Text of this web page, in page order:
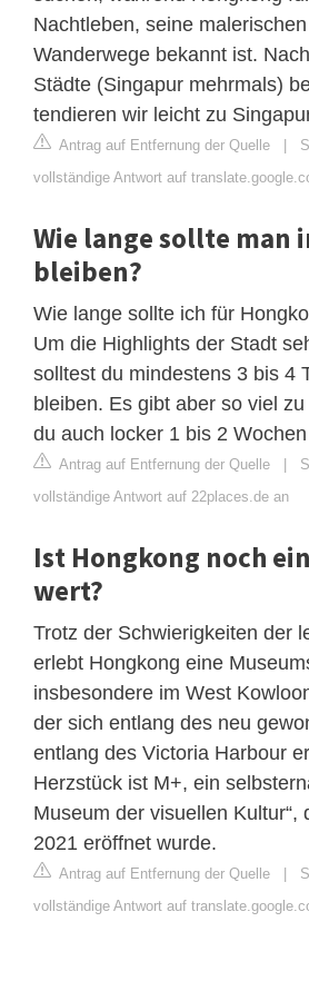
Nachtleben, seine
Wanderwege bekannt ist.
Städte (Singapur mehrmals)
tendieren wir leicht zu
Antrag auf Entfernung der Quelle
vollständige Antwort auf
Wie lange sollte man
bleiben?
Wie lange sollte ich für
Um die Highlights der Stadt
solltest du mindestens 3 bis 4
bleiben. Es gibt aber so viel
du auch locker 1 bis 2
Antrag auf Entfernung der Quelle
vollständige Antwort auf 22places.de an
Ist Hongkong noch
wert?
Trotz der Schwierigkeiten der
erlebt Hongkong eine
insbesondere im West
der sich entlang des neu
entlang des Victoria Harbour
Herzstück ist M+, ein
Museum der visuellen Kultur“,
2021 eröffnet wurde.
Antrag auf Entfernung der Quelle
vollständige Antwort auf